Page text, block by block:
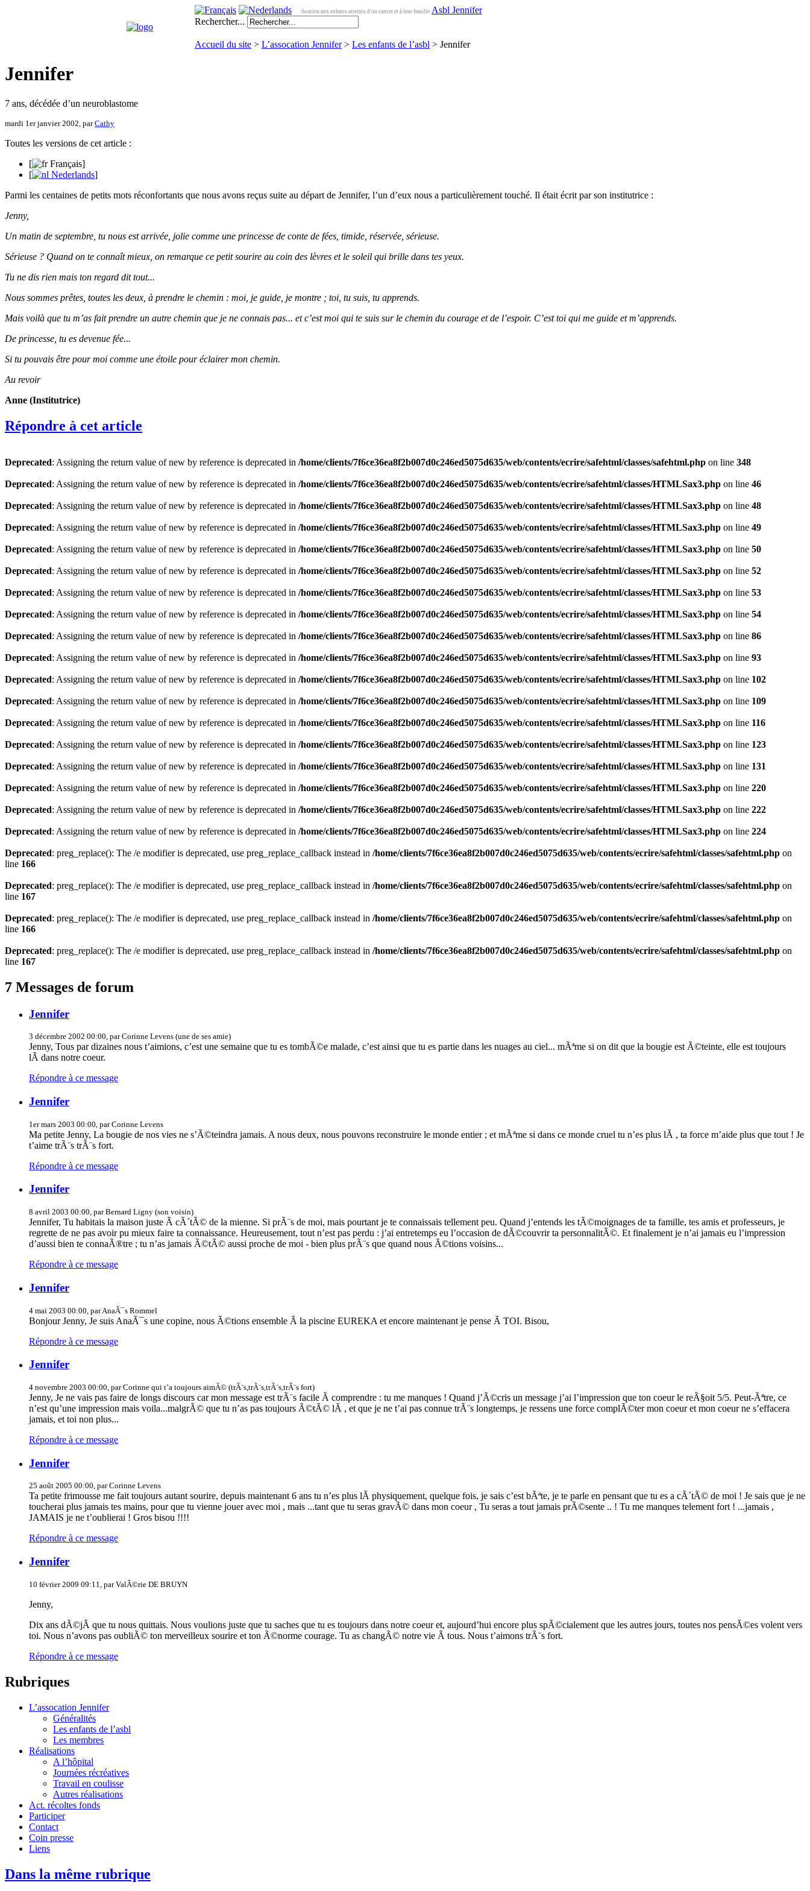
Soutien aux enfants atteints d'un cancer et à leur famille Asbl Jennifer
Rechercher...
Accueil du site > L’assocation Jennifer> Les enfants de l’asbl > Jennifer
Jennifer
7 ans, décédée d’un neuroblastome
mardi 1er janvier 2002, parCathy
Toutes les versions de cet article :
[
Français]
[
Nederlands]
Parmi les centaines de petits mots réconfortants que nous avons reçus suite au départ de Jennifer, l’un d’eux nous a particulièrement touché. Il était écrit par son institutrice :
Jenny,
Un matin de septembre, tu nous est arrivée, jolie comme une princesse de conte de fées, timide, réservée, sérieuse.
Sérieuse ? Quand on te connaît mieux, on remarque ce petit sourire au coin des lèvres et le soleil qui brille dans tes yeux.
Tu ne dis rien mais ton regard dit tout...
Nous sommes prêtes, toutes les deux, à prendre le chemin : moi, je guide, je montre ; toi, tu suis, tu apprends.
Mais voilà que tu m’as fait prendre un autre chemin que je ne connais pas... et c’est moi qui te suis sur le chemin du courage et de l’espoir. C’est toi qui me guide et m’apprends.
De princesse, tu es devenue fée...
Si tu pouvais être pour moi comme une étoile pour éclairer mon chemin.
Au revoir
Anne (Institutrice)
Répondre à cet article
Deprecated: Assigning the return value of new by reference is deprecated in /home/clients/7f6ce36ea8f2b007d0c246ed5075d635/web/contents/ecrire/safehtml/classes/safehtml.php on line 348
Deprecated: Assigning the return value of new by reference is deprecated in /home/clients/7f6ce36ea8f2b007d0c246ed5075d635/web/contents/ecrire/safehtml/classes/HTMLSax3.php on line 46
Deprecated: Assigning the return value of new by reference is deprecated in /home/clients/7f6ce36ea8f2b007d0c246ed5075d635/web/contents/ecrire/safehtml/classes/HTMLSax3.php on line 48
Deprecated: Assigning the return value of new by reference is deprecated in /home/clients/7f6ce36ea8f2b007d0c246ed5075d635/web/contents/ecrire/safehtml/classes/HTMLSax3.php on line 49
Deprecated: Assigning the return value of new by reference is deprecated in /home/clients/7f6ce36ea8f2b007d0c246ed5075d635/web/contents/ecrire/safehtml/classes/HTMLSax3.php on line 50
Deprecated: Assigning the return value of new by reference is deprecated in /home/clients/7f6ce36ea8f2b007d0c246ed5075d635/web/contents/ecrire/safehtml/classes/HTMLSax3.php on line 52
Deprecated: Assigning the return value of new by reference is deprecated in /home/clients/7f6ce36ea8f2b007d0c246ed5075d635/web/contents/ecrire/safehtml/classes/HTMLSax3.php on line 53
Deprecated: Assigning the return value of new by reference is deprecated in /home/clients/7f6ce36ea8f2b007d0c246ed5075d635/web/contents/ecrire/safehtml/classes/HTMLSax3.php on line 54
Deprecated: Assigning the return value of new by reference is deprecated in /home/clients/7f6ce36ea8f2b007d0c246ed5075d635/web/contents/ecrire/safehtml/classes/HTMLSax3.php on line 86
Deprecated: Assigning the return value of new by reference is deprecated in /home/clients/7f6ce36ea8f2b007d0c246ed5075d635/web/contents/ecrire/safehtml/classes/HTMLSax3.php on line 93
Deprecated: Assigning the return value of new by reference is deprecated in /home/clients/7f6ce36ea8f2b007d0c246ed5075d635/web/contents/ecrire/safehtml/classes/HTMLSax3.php on line 102
Deprecated: Assigning the return value of new by reference is deprecated in /home/clients/7f6ce36ea8f2b007d0c246ed5075d635/web/contents/ecrire/safehtml/classes/HTMLSax3.php on line 109
Deprecated: Assigning the return value of new by reference is deprecated in /home/clients/7f6ce36ea8f2b007d0c246ed5075d635/web/contents/ecrire/safehtml/classes/HTMLSax3.php on line 116
Deprecated: Assigning the return value of new by reference is deprecated in /home/clients/7f6ce36ea8f2b007d0c246ed5075d635/web/contents/ecrire/safehtml/classes/HTMLSax3.php on line 123
Deprecated: Assigning the return value of new by reference is deprecated in /home/clients/7f6ce36ea8f2b007d0c246ed5075d635/web/contents/ecrire/safehtml/classes/HTMLSax3.php on line 131
Deprecated: Assigning the return value of new by reference is deprecated in /home/clients/7f6ce36ea8f2b007d0c246ed5075d635/web/contents/ecrire/safehtml/classes/HTMLSax3.php on line 220
Deprecated: Assigning the return value of new by reference is deprecated in /home/clients/7f6ce36ea8f2b007d0c246ed5075d635/web/contents/ecrire/safehtml/classes/HTMLSax3.php on line 222
Deprecated: Assigning the return value of new by reference is deprecated in /home/clients/7f6ce36ea8f2b007d0c246ed5075d635/web/contents/ecrire/safehtml/classes/HTMLSax3.php on line 224
Deprecated: preg_replace(): The /e modifier is deprecated, use preg_replace_callback instead in /home/clients/7f6ce36ea8f2b007d0c246ed5075d635/web/contents/ecrire/safehtml/classes/safehtml.php on
line 166
Deprecated: preg_replace(): The /e modifier is deprecated, use preg_replace_callback instead in /home/clients/7f6ce36ea8f2b007d0c246ed5075d635/web/contents/ecrire/safehtml/classes/safehtml.php on
line 167
Deprecated: preg_replace(): The /e modifier is deprecated, use preg_replace_callback instead in /home/clients/7f6ce36ea8f2b007d0c246ed5075d635/web/contents/ecrire/safehtml/classes/safehtml.php on
line 166
Deprecated: preg_replace(): The /e modifier is deprecated, use preg_replace_callback instead in /home/clients/7f6ce36ea8f2b007d0c246ed5075d635/web/contents/ecrire/safehtml/classes/safehtml.php on
line 167
7 Messages de forum
Jennifer
3 décembre 2002 00:00, par Corinne Levens (une de ses amie)
Jenny, Tous par dizaines nous t’aimions, c’est une semaine que tu es tombÃ©e malade, c’est ainsi que tu es partie dans les nuages au ciel... mÃªme si on dit que la bougie est Ã©teinte, elle est toujours
lÃ dans notre coeur.
Répondre à ce message
Jennifer
1er mars 2003 00:00, par Corinne Levens
Ma petite Jenny, La bougie de nos vies ne s’Ã©teindra jamais. A nous deux, nous pouvons reconstruire le monde entier ; et mÃªme si dans ce monde cruel tu n’es plus lÃ , ta force m’aide plus que tout ! Je
t’aime trÃ¨s trÃ¨s fort.
Répondre à ce message
Jennifer
8 avril 2003 00:00, par Bernard Ligny (son voisin)
Jennifer, Tu habitais la maison juste Ã cÃ´tÃ© de la mienne. Si prÃ¨s de moi, mais pourtant je te connaissais tellement peu. Quand j’entends les tÃ©moignages de ta famille, tes amis et professeurs, je
regrette de ne pas avoir pu mieux faire ta connaissance. Heureusement, tout n’est pas perdu : j’ai entretemps eu l’occasion de dÃ©couvrir ta personnalitÃ©. Et finalement je n’ai jamais eu l’impression
d’aussi bien te connaÃ®tre ; tu n’as jamais Ã©tÃ© aussi proche de moi - bien plus prÃ¨s que quand nous Ã©tions voisins...
Répondre à ce message
Jennifer
4 mai 2003 00:00, par AnaÃ¯s Rommel
Bonjour Jenny, Je suis AnaÃ¯s une copine, nous Ã©tions ensemble Ã la piscine EUREKA et encore maintenant je pense Ã TOI. Bisou,
Répondre à ce message
Jennifer
4 novembre 2003 00:00, par Corinne qui t’a toujours aimÃ© (trÃ¨s,trÃ¨s,trÃ¨s,trÃ¨s fort)
Jenny, Je ne vais pas faire de longs discours car mon message est trÃ¨s facile Ã comprendre : tu me manques ! Quand j’Ã©cris un message j’ai l’impression que ton coeur le reÃ§oit 5/5. Peut-Ãªtre, ce
n’est qu’une impression mais voila...malgrÃ© que tu n’as pas toujours Ã©tÃ© lÃ , et que je ne t’ai pas connue trÃ¨s longtemps, je ressens une force complÃ©ter mon coeur et mon coeur ne s’effacera
jamais, et toi non plus...
Répondre à ce message
Jennifer
25 août 2005 00:00, par Corinne Levens
Ta petite frimousse me fait toujours autant sourire, depuis maintenant 6 ans tu n’es plus lÃ physiquement, quelque fois, je sais c’est bÃªte, je te parle en pensant que tu es a cÃ´tÃ© de moi ! Je sais que je ne
toucherai plus jamais tes mains, pour que tu vienne jouer avec moi , mais ...tant que tu seras gravÃ© dans mon coeur , Tu seras a tout jamais prÃ©sente .. ! Tu me manques telement fort ! ...jamais ,
JAMAIS je ne t’oublierai ! Gros bisou !!!!
Répondre à ce message
Jennifer
10 février 2009 09:11, par ValÃ©rie DE BRUYN
Jenny,
Dix ans dÃ©jÃ que tu nous quittais. Nous voulions juste que tu saches que tu es toujours dans notre coeur et, aujourd’hui encore plus spÃ©cialement que les autres jours, toutes nos pensÃ©es volent vers
toi. Nous n’avons pas oubliÃ© ton merveilleux sourire et ton Ã©norme courage. Tu as changÃ© notre vie Ã tous. Nous t’aimons trÃ¨s fort.
Répondre à ce message
Rubriques
L’assocation Jennifer
Généralités
Les enfants de l’asbl
Les membres
Réalisations
A l’hôpital
Journées récréatives
Travail en coulisse
Autres réalisations
Act. récoltes fonds
Participer
Contact
Coin presse
Liens
Dans la même rubrique